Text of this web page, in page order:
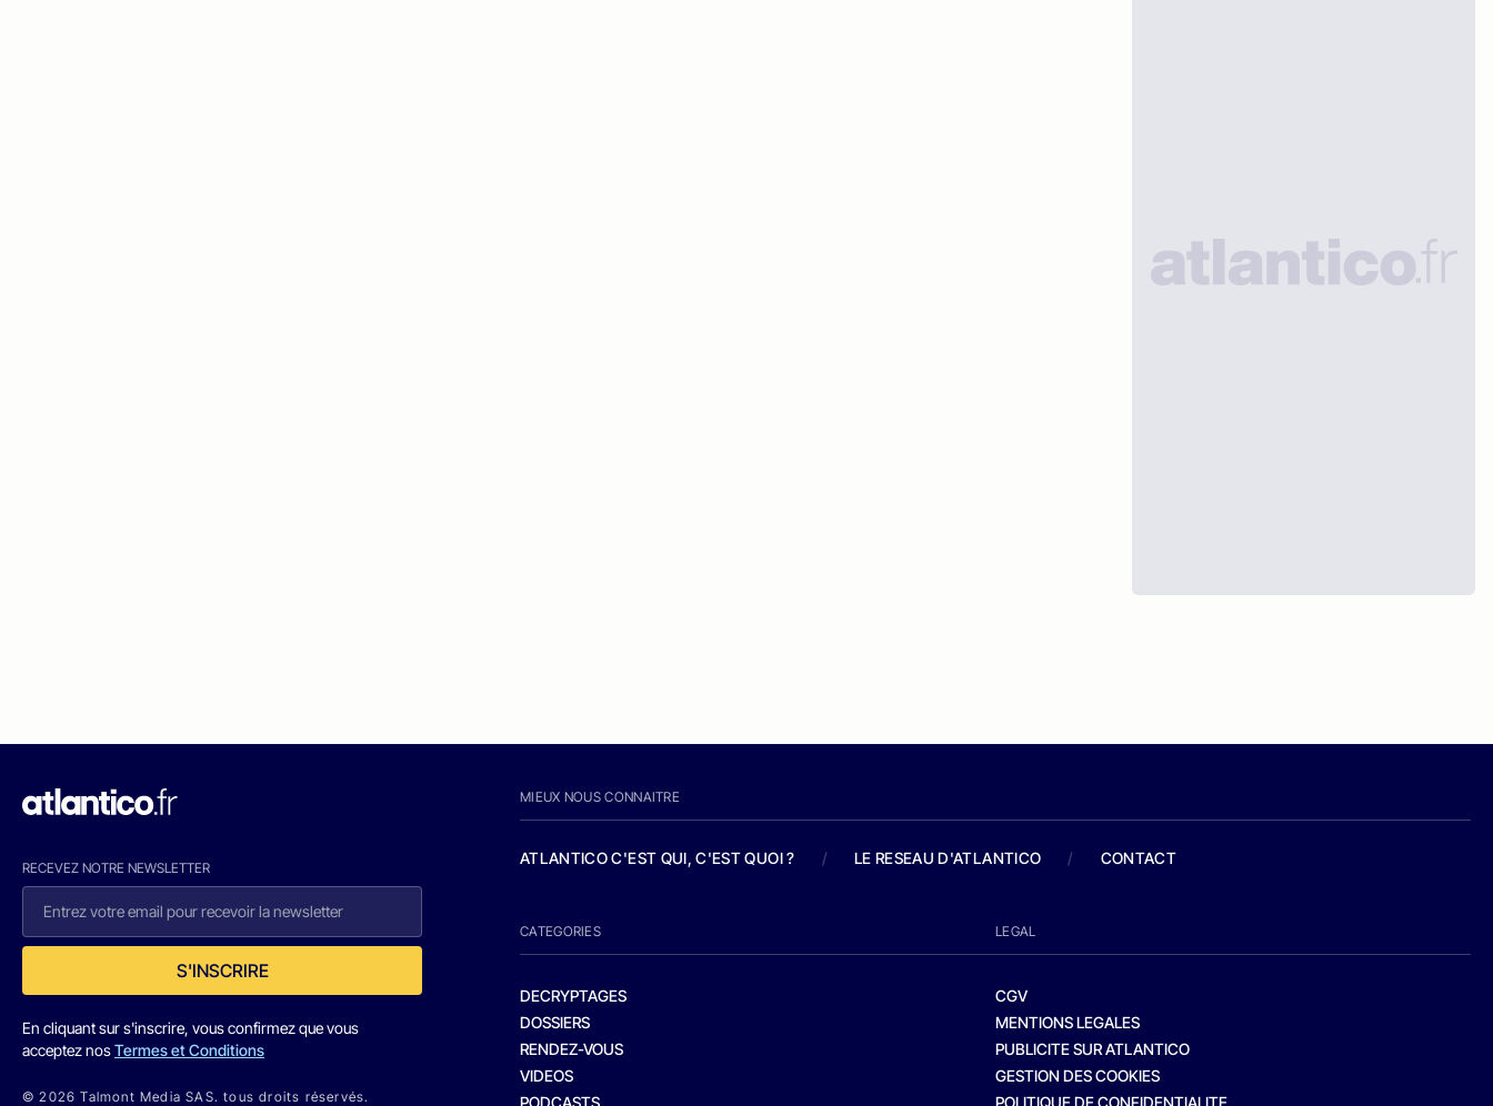
RECEVEZ NOTRE NEWSLETTER
S'INSCRIRE
En cliquant sur s'inscrire, vous confirmez que vous
acceptez nosTermes et Conditions
© 2026 Talmont Media SAS. tous droits réservés.
MIEUX NOUS CONNAITRE
ATLANTICO C'EST QUI, C'EST QUOI ? / LE RESEAU D'ATLANTICO / CONTACT
CATEGORIES
DECRYPTAGES
DOSSIERS
RENDEZ-VOUS
VIDEOS
PODCASTS
LEGAL
CGV
MENTIONS LEGALES
PUBLICITE SUR ATLANTICO
GESTION DES COOKIES
POLITIQUE DE CONFIDENTIALITE